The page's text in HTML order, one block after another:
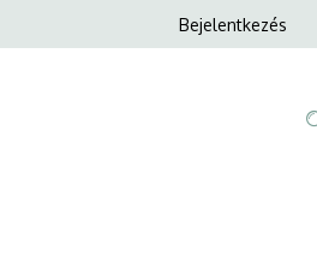
Anonim
Bejelentkezés